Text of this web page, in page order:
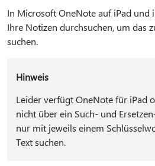
In Microsoft OneNote auf iPad und
Ihre Notizen durchsuchen, um das
suchen.
Hinweis
Leider verfügt OneNote für iPad
nicht über ein Such- und
nur mit jeweils einem
Text suchen.